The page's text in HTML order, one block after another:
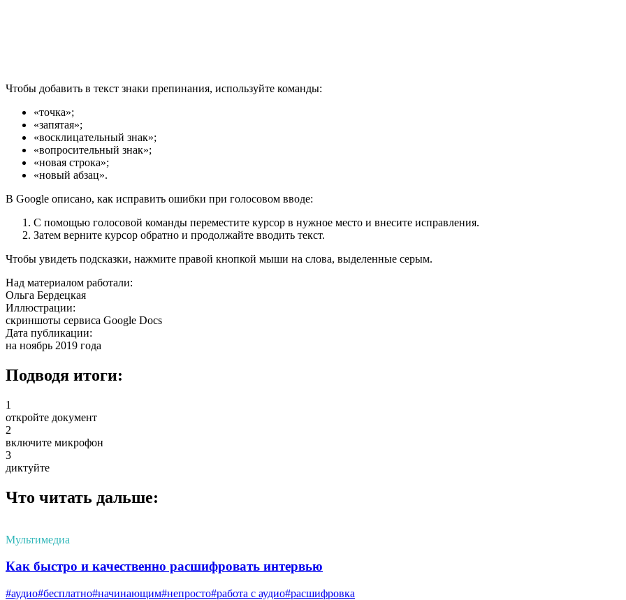
Чтобы добавить в текст знаки препинания, используйте команды:
«точка»;
«запятая»;
«восклицательный знак»;
«вопросительный знак»;
«новая строка»;
«новый абзац».
В Google описано, как исправить ошибки при голосовом вводе:
С помощью голосовой команды переместите курсор в нужное место и внесите исправления.
Затем верните курсор обратно и продолжайте вводить текст.
Чтобы увидеть подсказки, нажмите правой кнопкой мыши на слова, выделенные серым.
Над материалом работали:
Ольга Бердецкая
Иллюстрации:
скриншоты сервиса Google Docs
Дата публикации:
на ноябрь 2019 года
Подводя итоги:
1
откройте документ
2
включите микрофон
3
диктуйте
Что читать дальше:
Мультимедиа
Как быстро и качественно расшифровать интервью
#аудио#бесплатно#начинающим#непросто#работа с аудио#расшифровка